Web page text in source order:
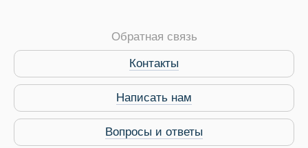
Обратная связь
Контакты
Написать нам
Вопросы и ответы